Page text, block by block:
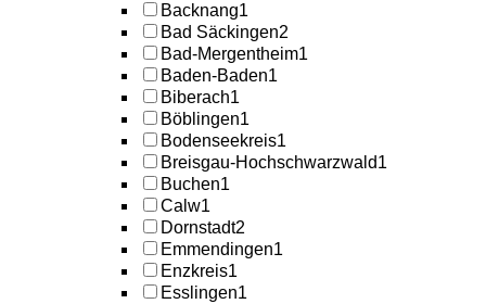
Backnang1
Bad Säckingen2
Bad-Mergentheim1
Baden-Baden1
Biberach1
Böblingen1
Bodenseekreis1
Breisgau-Hochschwarzwald1
Buchen1
Calw1
Dornstadt2
Emmendingen1
Enzkreis1
Esslingen1